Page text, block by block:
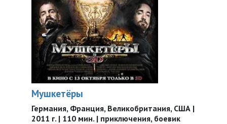
Мушкетёры
Германия, Франция, Великобритания, США |
2011 г. | 110 мин. | приключения, боевик